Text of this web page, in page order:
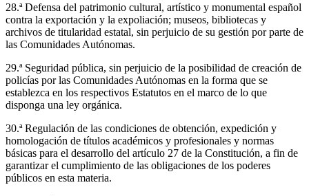
28.ª Defensa del patrimonio cultural, artístico y monumental español
contra la exportación y la expoliación; museos, bibliotecas y
archivos de titularidad estatal, sin perjuicio de su gestión por parte de
las Comunidades Autónomas.
29.ª Seguridad pública, sin perjuicio de la posibilidad de creación de
policías por las Comunidades Autónomas en la forma que se
establezca en los respectivos Estatutos en el marco de lo que
disponga una ley orgánica.
30.ª Regulación de las condiciones de obtención, expedición y
homologación de títulos académicos y profesionales y normas
básicas para el desarrollo del artículo 27 de la Constitución, a fin de
garantizar el cumplimiento de las obligaciones de los poderes
públicos en esta materia.